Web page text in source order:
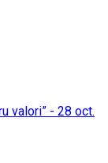
valori” - 28 oct.